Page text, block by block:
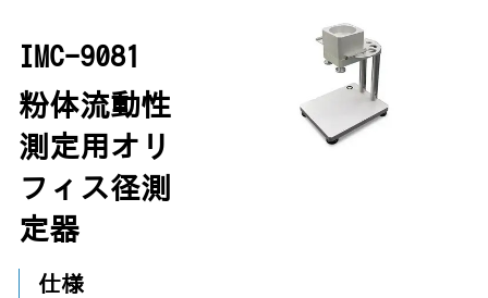
IMC-9081
粉体流動性
測定用オリ
フィス径測
定器
仕様